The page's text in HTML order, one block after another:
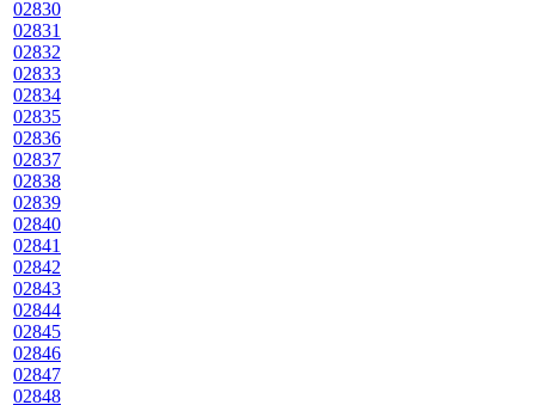
02830
02831
02832
02833
02834
02835
02836
02837
02838
02839
02840
02841
02842
02843
02844
02845
02846
02847
02848